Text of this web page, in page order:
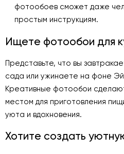
фотообоев сможет даже
простым инструкциям.
Ищете фотообои для
Представьте, что вы
сада или ужинаете на фоне
Креативные фотообои
местом для приготовления
уюта и вдохновения.
Хотите создать